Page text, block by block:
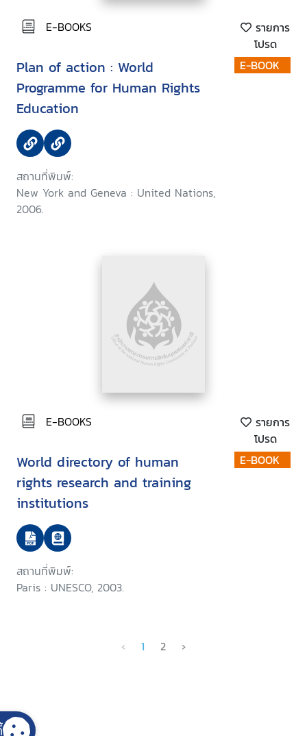
E-BOOKS
รายการ
โปรด
Plan of action : World
Programme for Human Rights
Education
สถานที่พิมพ์:
New York and Geneva : United Nations,
2006.
E-BOOK
E-BOOKS
รายการ
โปรด
World directory of human
rights research and training
institutions
สถานที่พิมพ์:
Paris : UNESCO, 2003.
E-BOOK
‹ 1 2 ›